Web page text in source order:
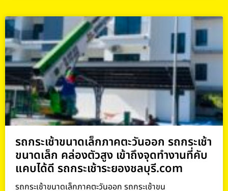
รถกระเช้าขนาดเล็กภาคตะวันออก รถกระเช้า
ขนาดเล็ก คล่องตัวสูง เข้าถึงจุดทำงานที่คับ
แคบได้ดี รถกระเช้าระยองชลบุรี.com
รถกระเช้าขนาดเล็กภาคตะวันออก รถกระเช้าขน